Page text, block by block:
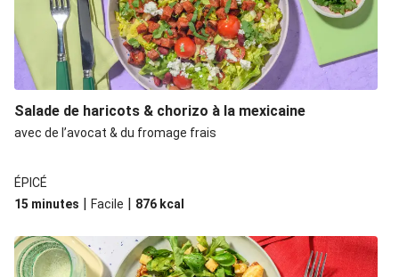
Salade de haricots & chorizo à la mexicaine
avec de l’avocat & du fromage frais
ÉPICÉ
15 minutes | Facile | 876 kcal